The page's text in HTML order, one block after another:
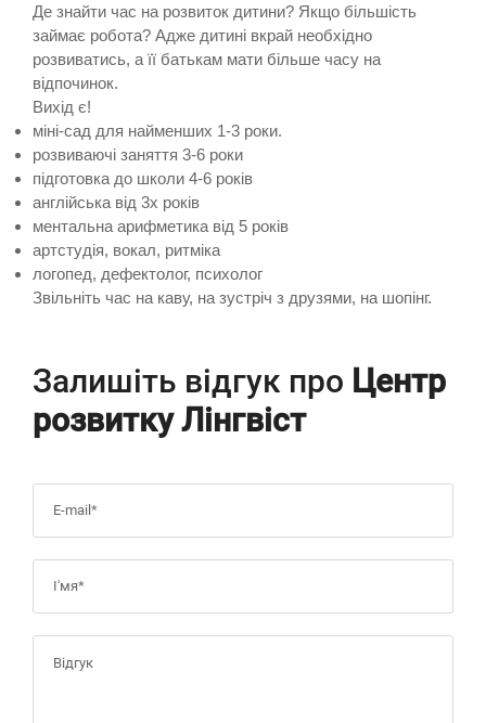
Де знайти час на розвиток дитини? Якщо більшість
займає робота? Адже дитині вкрай необхідно
розвиватись, а її батькам мати більше часу на
відпочинок.
Вихід є!
міні-сад для найменших 1-3 роки.
розвиваючі заняття 3-6 роки
підготовка до школи 4-6 років
англійська від 3х років
ментальна арифметика від 5 років
артстудія, вокал, ритміка
логопед, дефектолог, психолог
Звільніть час на каву, на зустріч з друзями, на шопінг.
Залишіть відгук про Центр
розвитку Лінгвіст